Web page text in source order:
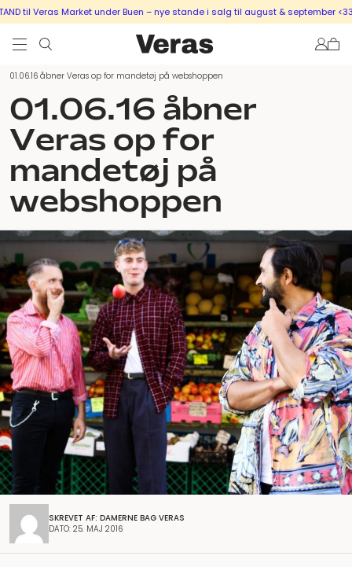
til Veras Market under Buen – nye stande i salg til august & september <333
01.06.16 åbner Veras op for mandetøj på webshoppen
01.06.16 åbner
Veras op for
mandetøj på
webshoppen
SKREVET AF: DAMERNE BAG VERAS
DATO: 25. MAJ 2016